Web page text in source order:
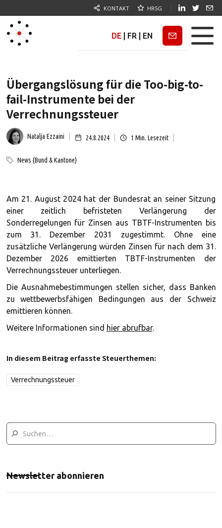
KONTAKT HRSG
DE FR EN Newsletter
Übergangslösung für die Too-big-to-
fail-Instrumente bei der
Verrechnungssteuer
Natalja Ezzaini 24.8.2024 1 Min. Lesezeit
News (Bund & Kantone)
Am 21. August 2024 hat der Bundesrat an seiner Sitzung
einer zeitlich befristeten Verlängerung der
Sonderregelungen für Zinsen aus TBTF-Instrumenten bis
zum 31. Dezember 2031 zugestimmt. Ohne eine
zusätzliche Verlängerung würden Zinsen für nach dem 31.
Dezember 2026 emittierten TBTF-Instrumenten der
Verrechnungssteuer unterliegen.
Die Ausnahmebestimmungen stellen sicher, dass Banken
zu wettbewerbsfähigen Bedingungen aus der Schweiz
emittieren können.
Weitere Informationen sind hier abrufbar.
In diesem Beitrag erfasste Steuerthemen:
Verrechnungssteuer
Newsletter abonnieren